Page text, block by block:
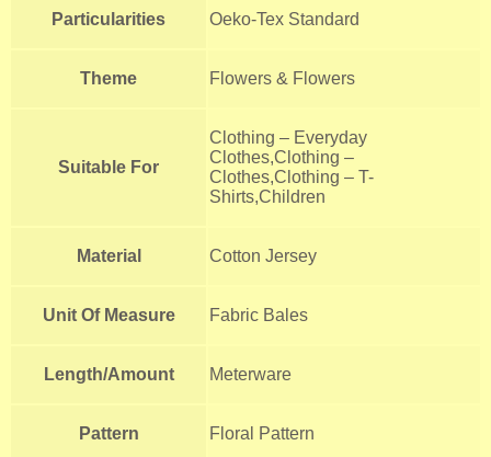
Particularities Oeko-Tex Standard
Theme Flowers & Flowers
Suitable For
Clothing – Everyday
Clothes,Clothing –
Clothes,Clothing – T-
Shirts,Children
Material Cotton Jersey
Unit Of Measure Fabric Bales
Length/Amount Meterware
Pattern Floral Pattern